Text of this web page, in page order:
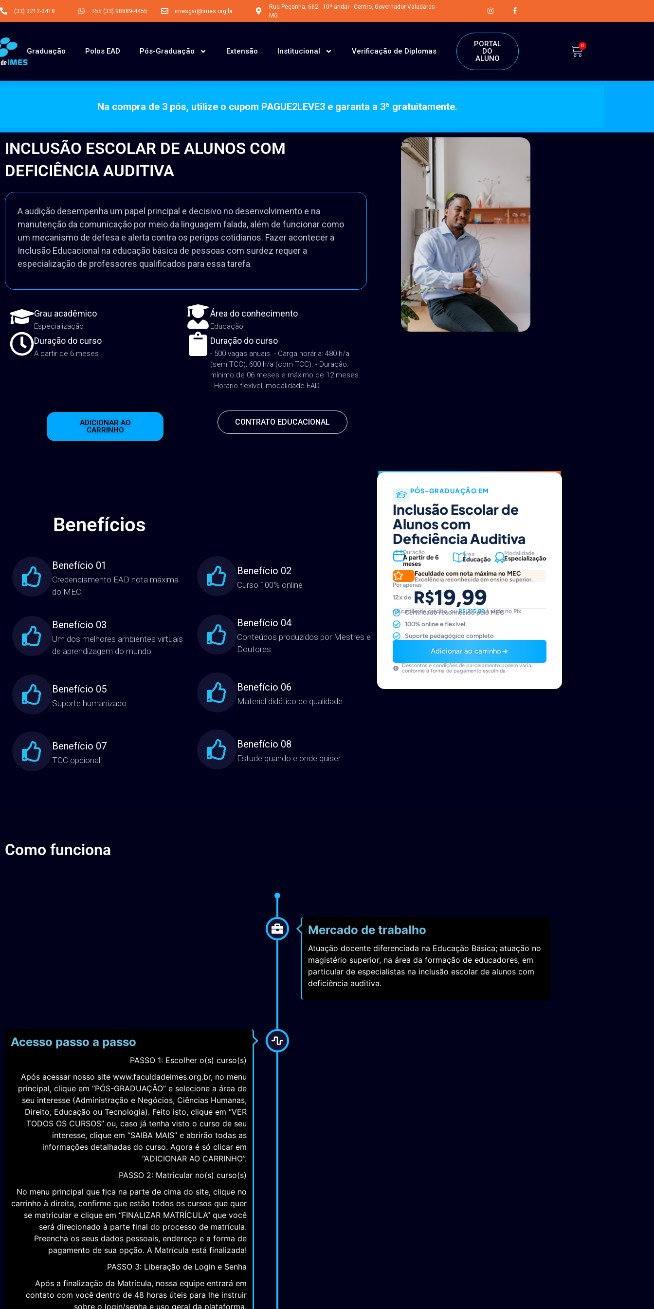
Últimos dias do CUPOM: PAGUE2LEVE3
PORTAL
DO
INCLUSÃO ESCOLAR DE ALUNOS COM
DEFICIÊNCIA AUDITIVA
A audição desempenha um papel principal e decisivo no desenvolvimento e na
manutenção da comunicação por meio da linguagem falada, além de funcionar como
um mecanismo de defesa e alerta contra os perigos cotidianos. Fazer acontecer a
Inclusão Educacional na educação básica de pessoas com surdez requer a
Grau acadêmico
Especialização
Área do conhecimento
Educação
Duração do curso Duração do curso
- 500 vagas anuais. - Carga horária: 480 h/a
(sem TCC); 600 h/a (com TCC). - Duração:
ADICIONAR AO
Benefício 01
Benefício 03
Um dos melhores ambientes virtuais
Benefício 05
Benefício 07
Benefício 02
Benefício 04
Benefício 06
Benefício 08
PÓS-GRADUAÇÃO EM
Inclusão Escolar de
Alunos com
Deficiência Auditiva
Duração
A partir de 6
meses
Área
Educação
Modalidade
Especialização
Faculdade com nota máxima no MEC
Excelência reconhecida em ensino superior.
Por apenas
12x de R$19,99
no cartão de crédito, ou
Certificado reconhecido pelo MEC
Suporte pedagógico completo
Adicionar ao carrinho
conforme a forma de pagamento escolhida
Mercado de trabalho
Atuação docente diferenciada na Educação Básica; atuação no
magistério superior, na área da formação de educadores, em
deficiência auditiva.
Acesso passo a passo
PASSO 1: Escolher o(s) curso(s)
Após acessar nosso site www.faculdadeimes.org.br, no menu
principal, clique em “PÓS-GRADUAÇÃO” e selecione a área de
seu interesse (Administração e Negócios, Ciências Humanas,
Direito, Educação ou Tecnologia). Feito isto, clique em “VER
TODOS OS CURSOS” ou, caso já tenha visto o curso de seu
interesse, clique em “SAIBA MAIS” e abrirão todas as
“ADICIONAR AO CARRINHO”.
PASSO 2: Matricular no(s) curso(s)
No menu principal que fica na parte de cima do site, clique no
carrinho à direita, confirme que estão todos os cursos que quer
se matricular e clique em “FINALIZAR MATRÍCULA” que você
será direcionado à parte final do processo de matrícula.
Preencha os seus dados pessoais, endereço e a forma de
pagamento de sua opção. A Matrícula está finalizada!
PASSO 3: Liberação de Login e Senha
Após a finalização da Matrícula, nossa equipe entrará em